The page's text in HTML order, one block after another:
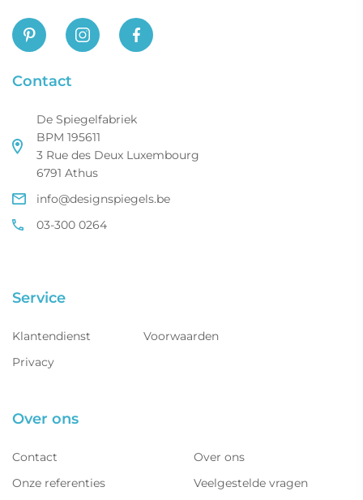
Contact
De Spiegelfabriek
BPM 195611
3 Rue des Deux Luxembourg
6791 Athus
info@designspiegels.be
03-300 0264
Service
Klantendienst
Voorwaarden
Privacy
Over ons
Contact
Over ons
Onze referenties
Veelgestelde vragen